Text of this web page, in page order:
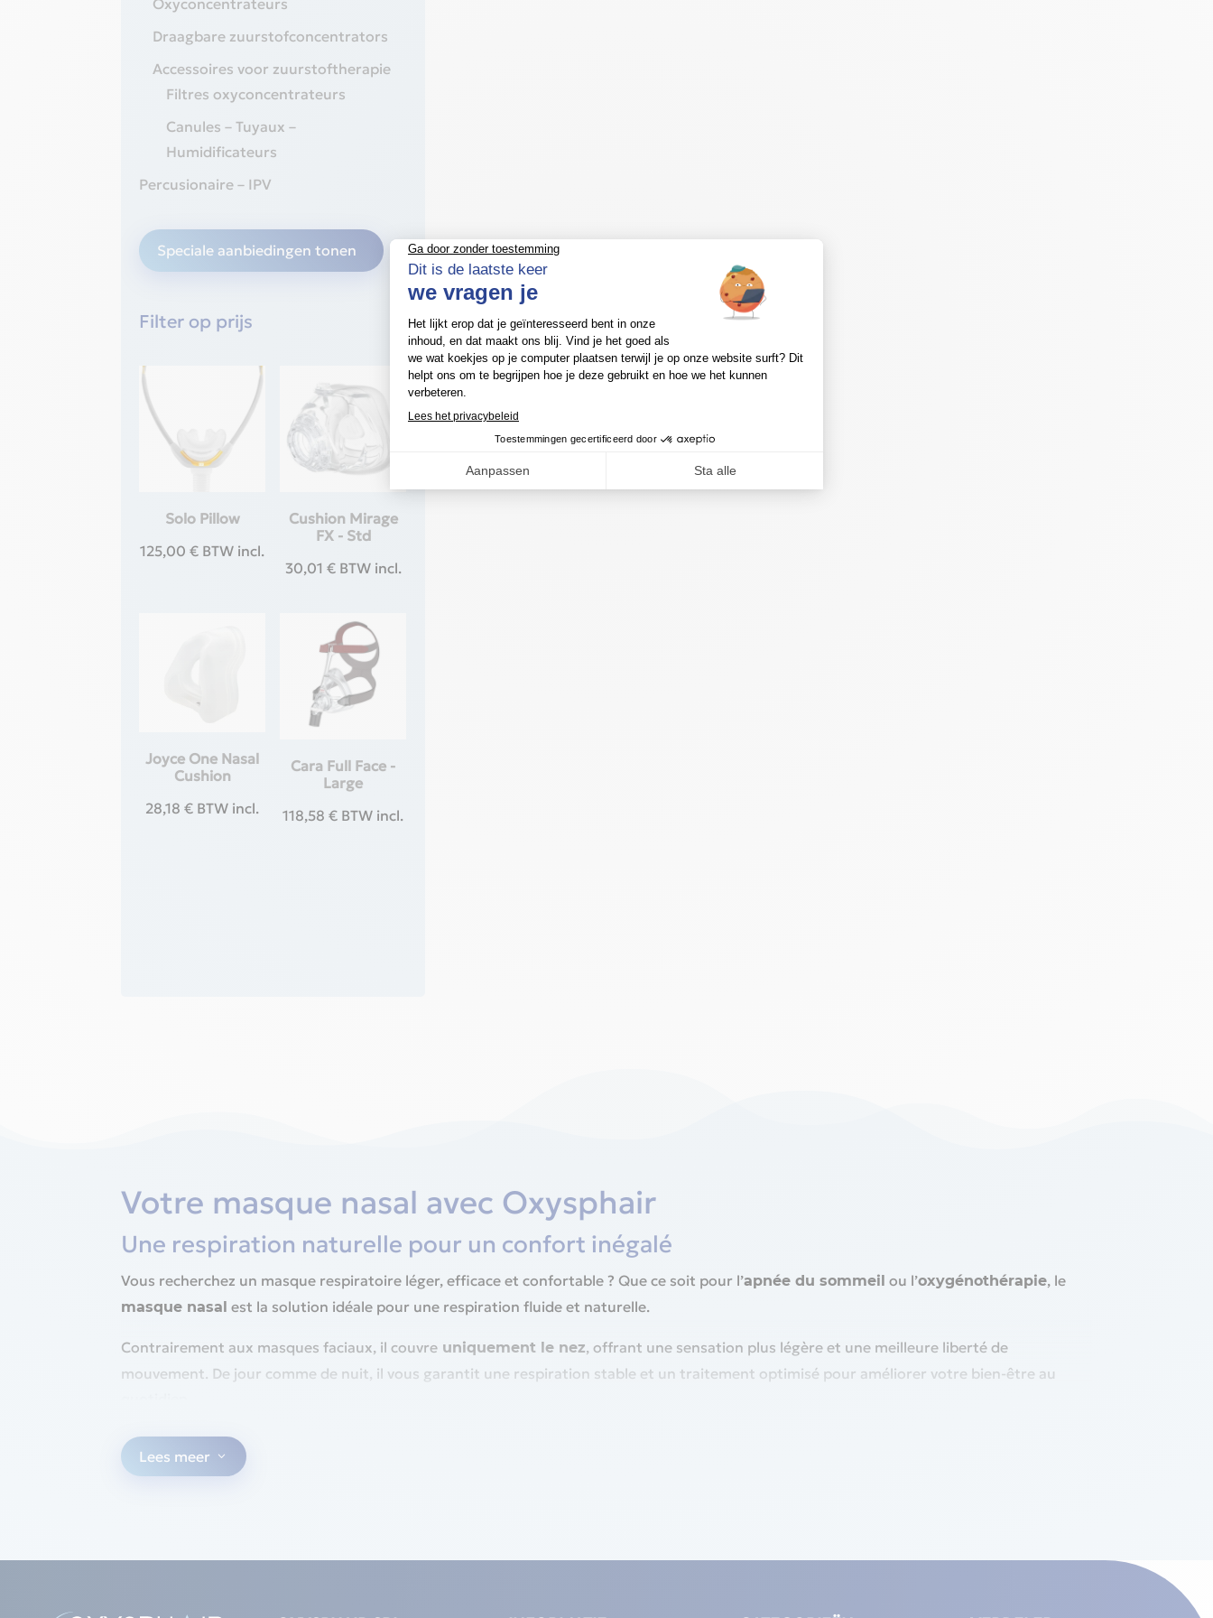
Oxyconcentrateurs
Draagbare zuurstofconcentrators
Accessoires voor zuurstoftherapie
Filtres oxyconcentrateurs
Canules – Tuyaux –
Humidificateurs
Percusionaire – IPV
Speciale aanbiedingen tonen
Filter op prijs
Solo Pillow
125,00€ BTW incl.
Cushion Mirage
FX - Std
30,01 € BTW incl.
Joyce One Nasal
Cushion
28,18€ BTW incl.
Cara Full Face -
Large
118,58€ BTW incl.
Votre masque nasal avec Oxysphair
Une respiration naturelle pour un confort inégalé
Vous recherchez un masque respiratoire léger, efficace et confortable ? Que ce soit pour l’apnée du sommeil ou l’oxygénothérapie, le
masque nasal est la solution idéale pour une respiration fluide et naturelle.
Contrairement aux masques faciaux, il couvre uniquement le nez, offrant une sensation plus légère et une meilleure liberté de
mouvement. De jour comme de nuit, il vous garantit une respiration stable et un traitement optimisé pour améliorer votre bien-être au
Pourquoi choisir un masque nasal ?
Un sommeil paisible
Lees meer 3